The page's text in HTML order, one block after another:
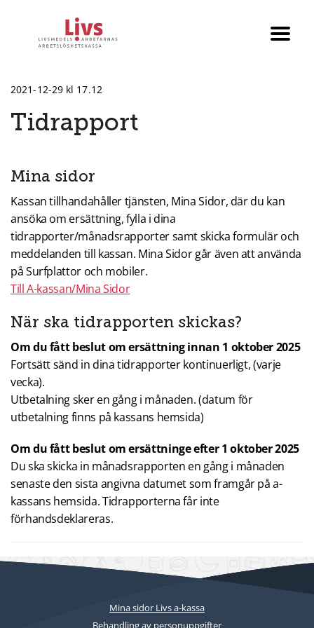
2021-12-29 kl 17.12
Tidrapport
Mina sidor
Kassan tillhandahåller tjänsten, Mina Sidor, där du kan
ansöka om ersättning, fylla i dina
tidrapporter/månadsrapporter samt skicka formulär och
meddelanden till kassan. Mina Sidor går även att använda
på Surfplattor och mobiler.
Till A-kassan/Mina Sidor
När ska tidrapporten skickas?
Om du fått beslut om ersättning innan 1 oktober 2025
Fortsätt sänd in dina tidrapporter kontinuerligt, (varje
vecka).
Utbetalning sker en gång i månaden. (datum för
utbetalning finns på kassans hemsida)
Om du fått beslut om ersättninge efter 1 oktober 2025
Du ska skicka in månadsrapporten en gång i månaden
senaste den sista angivna datumet som framgår på a-
kassans hemsida. Tidrapporterna får inte
förhandsdeklareras.
Mina sidor Livs a-kassa
Behandling av personuppgifter